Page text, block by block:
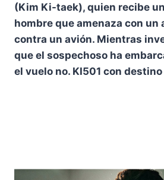
(Kim Ki-taek), quien recibe
hombre que amenaza con
contra un avión. Mientras
que el sospechoso ha
el vuelo no. KI501 con